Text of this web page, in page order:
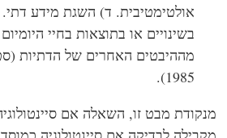
אולטימטיבית. ד) השגת מידע דתי. ה)
בשינויים או בתוצאות בחיי היומיום
מההיבטים האחרים של הדתיות
1985).
מבט זו, השאלה אם סיינטולוגיה